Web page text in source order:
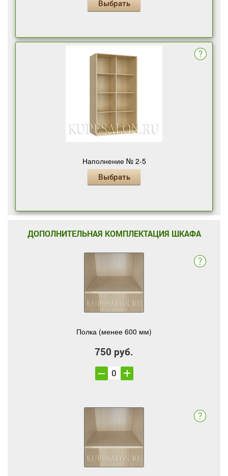
Выбрать
Наполнение № 2-5
Выбрать
ДОПОЛНИТЕЛЬНАЯ КОМПЛЕКТАЦИЯ ШКАФА
Полка (менее 600 мм)
750 руб.